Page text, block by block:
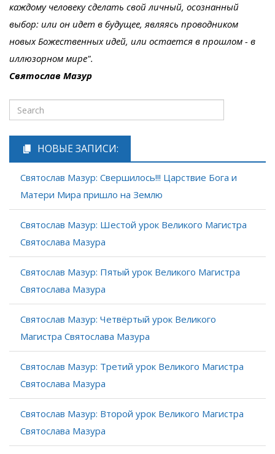
каждому человеку сделать свой личный, осознанный
выбор: или он идет в будущее, являясь проводником
новых Божественных идей, или остается в прошлом - в
иллюзорном мире".
Святослав Мазур
НОВЫЕ ЗАПИСИ:
Святослав Мазур: Свершилось!!! Царствие Бога и
Матери Мира пришло на Землю
Святослав Мазур: Шестой урок Великого Магистра
Святослава Мазура
Святослав Мазур: Пятый урок Великого Магистра
Святослава Мазура
Святослав Мазур: Четвёртый урок Великого
Магистра Святослава Мазура
Святослав Мазур: Третий урок Великого Магистра
Святослава Мазура
Святослав Мазур: Второй урок Великого Магистра
Святослава Мазура